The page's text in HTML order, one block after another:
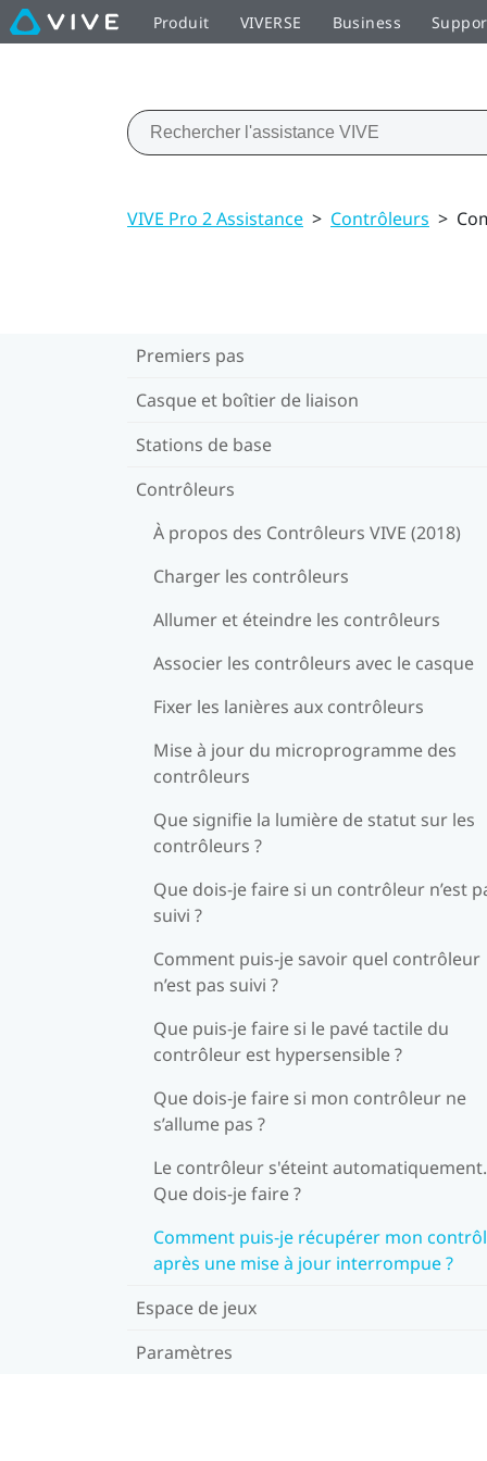
Produit VIVERSE Business
VIVE Pro 2 Assistance > Contrôleurs >
Premiers pas
Casque et boîtier de liaison
Stations de base
Contrôleurs
À propos des Contrôleurs VIVE (2018)
Charger les contrôleurs
Allumer et éteindre les contrôleurs
Associer les contrôleurs avec le casque
Fixer les lanières aux contrôleurs
Mise à jour du microprogramme des
contrôleurs
Que signifie la lumière de statut sur les
contrôleurs ?
Que dois-je faire si un contrôleur n’est
suivi ?
Comment puis-je savoir quel contrôleur
n’est pas suivi ?
Que puis-je faire si le pavé tactile du
contrôleur est hypersensible ?
Que dois-je faire si mon contrôleur ne
s’allume pas ?
Le contrôleur s'éteint automatiquement.
Que dois-je faire ?
Comment puis-je récupérer mon
après une mise à jour interrompue ?
Espace de jeux
Paramètres